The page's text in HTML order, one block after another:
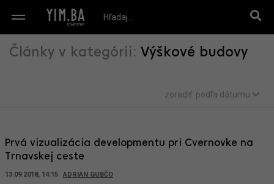
Články v kategórii: Výškové budovy
zoradiť: podľa dátumu
Prvá vizualizácia developmentu pri Cvernovke na
Trnavskej ceste
13.09.2018, 14:15 ADRIAN GUBČO